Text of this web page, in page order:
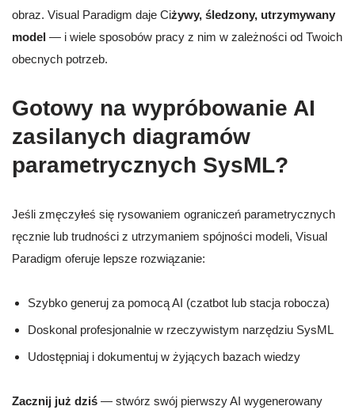
obraz. Visual Paradigm daje Ciżywy, śledzony, utrzymywany
model — i wiele sposobów pracy z nim w zależności od Twoich
obecnych potrzeb.
Gotowy na wypróbowanie AI
zasilanych diagramów
parametrycznych SysML?
Jeśli zmęczyłeś się rysowaniem ograniczeń parametrycznych
ręcznie lub trudności z utrzymaniem spójności modeli, Visual
Paradigm oferuje lepsze rozwiązanie:
Szybko generuj za pomocą AI (czatbot lub stacja robocza)
Doskonal profesjonalnie w rzeczywistym narzędziu SysML
Udostępniaj i dokumentuj w żyjących bazach wiedzy
Zacznij już dziś — stwórz swój pierwszy AI wygenerowany